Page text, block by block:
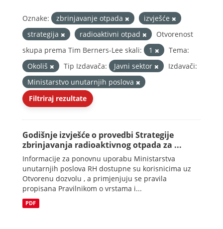
Oznake: zbrinjavanje otpada
izvješće
strategija
radioaktivni otpad
Otvorenost
skupa prema Tim Berners-Lee skali:
1
Tema:
Okoliš
Tip Izdavača: Javni sektor
Izdavači:
Ministarstvo unutarnjih poslova
Filtriraj rezultate
Godišnje izvješće o provedbi Strategije
zbrinjavanja radioaktivnog otpada za ...
Informacije za ponovnu uporabu Ministarstva
unutarnjih poslova RH dostupne su korisnicima uz
Otvorenu dozvolu , a primjenjuju se pravila
propisana Pravilnikom o vrstama i...
PDF